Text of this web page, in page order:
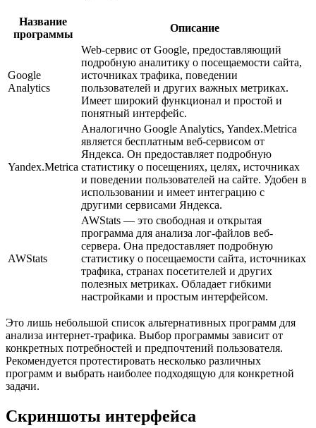
Название
программы
Описание
Google
Analytics
Web-сервис от Google, предоставляющий
подробную аналитику о посещаемости сайта,
источниках трафика, поведении
пользователей и других важных метриках.
Имеет широкий функционал и простой и
понятный интерфейс.
Yandex.Metrica
Аналогично Google Analytics, Yandex.Metrica
является бесплатным веб-сервисом от
Яндекса. Он предоставляет подробную
статистику о посещениях, целях, источниках
и поведении пользователей на сайте. Удобен в
использовании и имеет интеграцию с
другими сервисами Яндекса.
AWStats
AWStats — это свободная и открытая
программа для анализа лог-файлов веб-
сервера. Она предоставляет подробную
статистику о посещаемости сайта, источниках
трафика, странах посетителей и других
полезных метриках. Обладает гибкими
настройками и простым интерфейсом.
Это лишь небольшой список альтернативных программ для
анализа интернет-трафика. Выбор программы зависит от
конкретных потребностей и предпочтений пользователя.
Рекомендуется протестировать несколько различных
программ и выбрать наиболее подходящую для конкретной
задачи.
Скриншоты интерфейса